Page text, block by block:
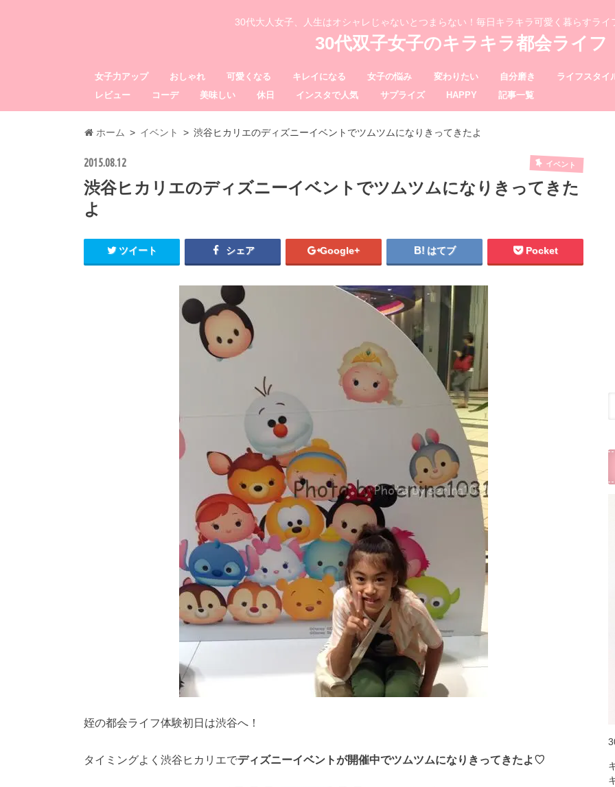
30代大人女子、人生はオシャレじゃないとつまらない！毎日キラキラ可愛く暮らすライ
30代双子女子のキラキラ都会ライフ
女子力アップ おしゃれ 可愛くなる キレイになる 女子の悩み 変わりたい 自分磨き
ライフスタイ
レビュー
コーデ 美味しい 休日 インスタで人気 サプライズ HAPPY 記事一覧
ホーム イベント 渋谷ヒカリエのディズニーイベントでツムツムになりきってきたよ
2015.08.12 イベント
渋谷ヒカリエのディズニーイベントでツムツムになりきってきた
よ
ツイート シェア Google+ はてブ Pocket
姪の都会ライフ体験初日は渋谷へ！
タイミングよく渋谷ヒカリエでディズニーイベントが開催中でツムツムになりきってきたよ♡